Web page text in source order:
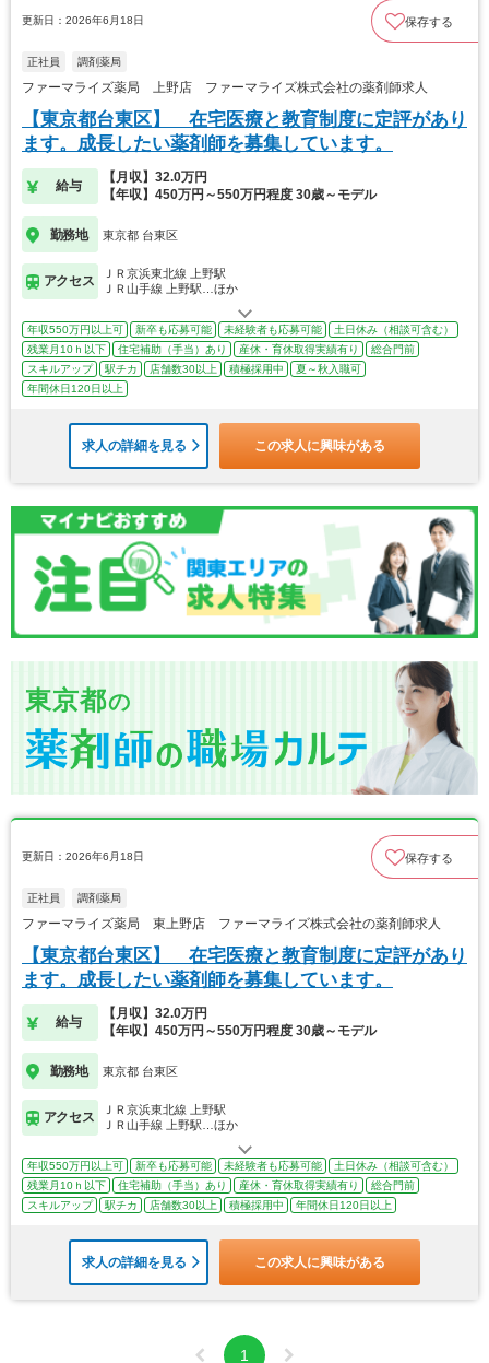
更新日：2026年6月18日 保存する
正社員 調剤薬局
ファーマライズ薬局 上野店 ファーマライズ株式会社の薬剤師求人
【東京都台東区】 在宅医療と教育制度に定評があり
ます。成長したい薬剤師を募集しています。
給与
【月収】32.0万円
【年収】450万円～550万円程度 30歳～モデル
勤務地 東京都 台東区
アクセス
ＪＲ京浜東北線 上野駅
ＪＲ山手線 上野駅…ほか
年収550万円以上可 新卒も応募可能 未経験者も応募可能
土日休み（相談可含む）
残業月10ｈ以下
住宅補助（手当）あり 産休・育休取得実績有り
総合門前
スキルアップ
駅チカ 店舗数30以上 積極採用中
夏～秋入職可
年間休日120日以上
求人の詳細を見る この求人に興味がある
東京都の
更新日：2026年6月18日 保存する
正社員 調剤薬局
ファーマライズ薬局 東上野店 ファーマライズ株式会社の薬剤師求人
【東京都台東区】 在宅医療と教育制度に定評があり
ます。成長したい薬剤師を募集しています。
給与
【月収】32.0万円
【年収】450万円～550万円程度 30歳～モデル
勤務地 東京都 台東区
アクセス
ＪＲ京浜東北線 上野駅
ＪＲ山手線 上野駅…ほか
年収550万円以上可 新卒も応募可能 未経験者も応募可能
土日休み（相談可含む）
残業月10ｈ以下
住宅補助（手当）あり 産休・育休取得実績有り
総合門前
スキルアップ
駅チカ 店舗数30以上 積極採用中 年間休日120日以上
求人の詳細を見る この求人に興味がある
1